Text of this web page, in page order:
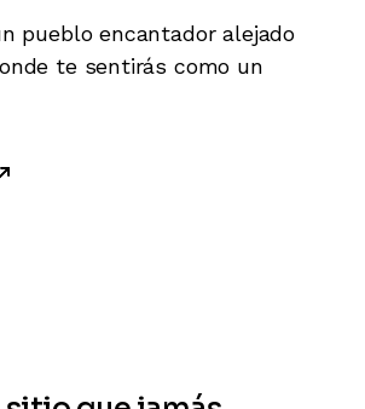
pueblo encantador alejado
te sentirás como un